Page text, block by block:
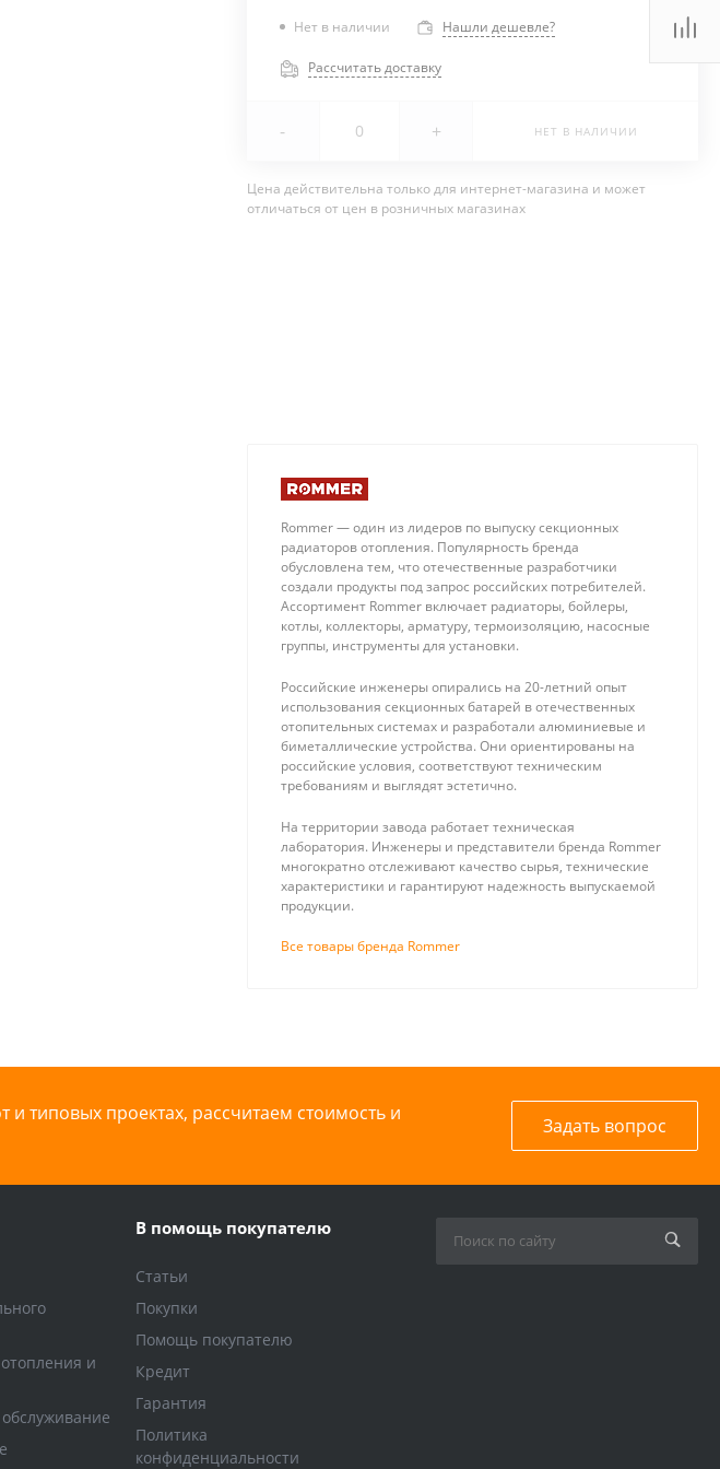
Нет в наличии Нашли дешевле?
Рассчитать доставку
- + НЕТ В НАЛИЧИИ
Цена действительна только для интернет-магазина и может
отличаться от цен в розничных магазинах
Rommer — один из лидеров по выпуску секционных
радиаторов отопления. Популярность бренда
обусловлена тем, что отечественные разработчики
создали продукты под запрос российских потребителей.
Ассортимент Rommer включает радиаторы, бойлеры,
котлы, коллекторы, арматуру, термоизоляцию, насосные
группы, инструменты для установки.
Российские инженеры опирались на 20-летний опыт
использования секционных батарей в отечественных
отопительных системах и разработали алюминиевые и
биметаллические устройства. Они ориентированы на
российские условия, соответствуют техническим
требованиям и выглядят эстетично.
На территории завода работает техническая
лаборатория. Инженеры и представители бренда Rommer
многократно отслеживают качество сырья, технические
характеристики и гарантируют надежность выпускаемой
продукции.
Все товары бренда Rommer
типовых проектах, рассчитаем стоимость и
Задать вопрос
и
В помощь покупателю
Статьи
Покупки
Помощь покупателю
Кредит
Гарантия
Политика
конфиденциальности